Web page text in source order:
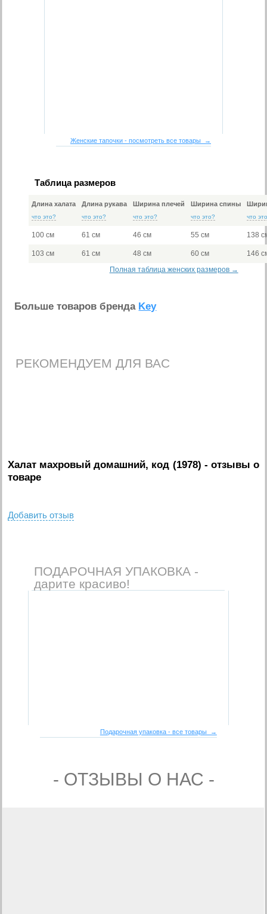
Женские тапочки - посмотреть все товары →
Таблица размеров
Длина халата
что это?
Длина рукава
что это?
Ширина плечей
что это?
Ширина спины
что это? что
100 см 61 см 46 см 55 см 138
103 см 61 см 48 см 60 см
146
Полная таблица женских размеров →
Больше товаров бренда Key
РЕКОМЕНДУЕМ ДЛЯ ВАС
Халат махровый домашний, код (1978) - отзывы о
товаре
Добавить отзыв
ПОДАРОЧНАЯ УПАКОВКА -
дарите красиво!
Подарочная упаковка - все товары →
- ОТЗЫВЫ О НАС -